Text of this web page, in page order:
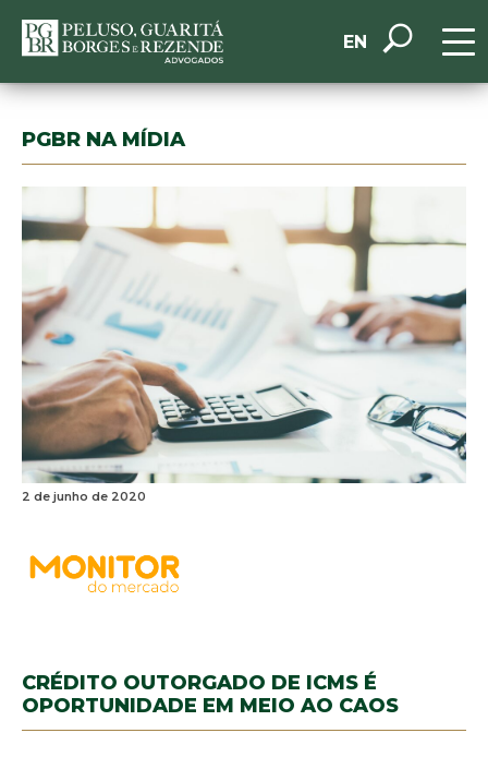
EN
PGBR NA MÍDIA
2 de junho de 2020
CRÉDITO OUTORGADO DE ICMS É
OPORTUNIDADE EM MEIO AO CAOS